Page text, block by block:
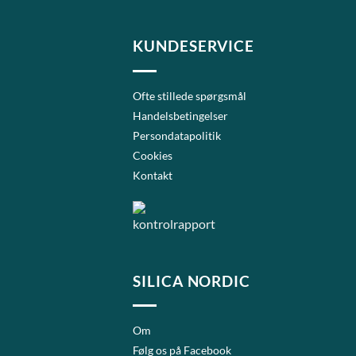
KUNDESERVICE
Ofte stillede spørgsmål
Handelsbetingelser
Persondatapolitik
Cookies
Kontakt
SILICA NORDIC
Om
Følg os på Facebook